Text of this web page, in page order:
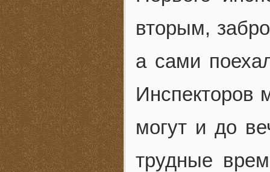
вторым,
а сами
Инспекторов
могут и до
трудные